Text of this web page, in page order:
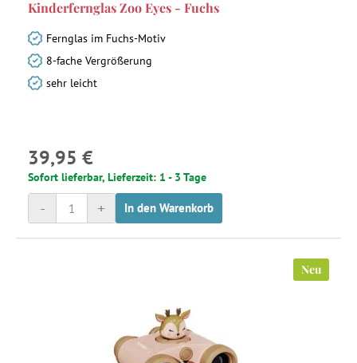
Kinderfernglas Zoo Eyes - Fuchs
Fernglas im Fuchs-Motiv
8-fache Vergrößerung
sehr leicht
39,95 €
Sofort lieferbar, Lieferzeit: 1 - 3 Tage
+
- In den Warenkorb
Neu